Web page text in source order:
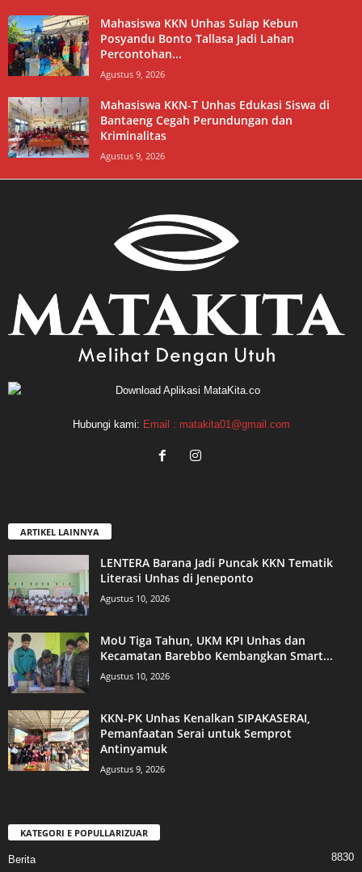
Mahasiswa KKN Unhas Sulap Kebun
Posyandu Bonto Tallasa Jadi Lahan
Percontohan...
Agustus 9, 2026
Mahasiswa KKN-T Unhas Edukasi Siswa di
Bantaeng Cegah Perundungan dan
Kriminalitas
Agustus 9, 2026
Hubungi kami: Email : matakita01@gmail.com
ARTIKEL LAINNYA
LENTERA Barana Jadi Puncak KKN Tematik
Literasi Unhas di Jeneponto
Agustus 10, 2026
MoU Tiga Tahun, UKM KPI Unhas dan
Kecamatan Barebbo Kembangkan Smart...
Agustus 10, 2026
KKN-PK Unhas Kenalkan SIPAKASERAI,
Pemanfaatan Serai untuk Semprot
Antinyamuk
Agustus 9, 2026
KATEGORI E POPULLARIZUAR
Berita 8830